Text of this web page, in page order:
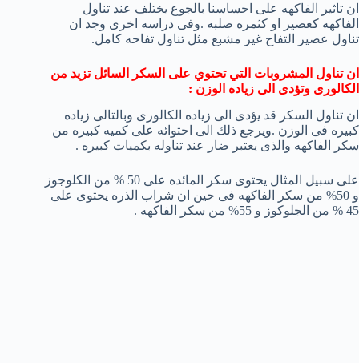
ان تاثير الفاكهه على احساسنا بالجوع يختلف عند تناول
الفاكهه كعصير او كثمره صلبه .وفى دراسه اخرى وجد ان
تناول عصير التفاح غير مشبع مثل تناول تفاحه كامل.
ان تناول المشروبات التي تحتوي على السكر السائل تزيد من
الكالورى وتؤدى الى زياده الوزن :
ان تناول السكر قد يؤدى الى زياده الكالورى وبالتالى زياده
كبيره فى الوزن .ويرجع ذلك الى احتوائه على كميه كبيره من
سكر الفاكهه والذى يعتبر ضار عند تناوله بكميات كبيره .
على سبيل المثال يحتوى سكر المائده على 50 % من الكلوجوز
و 50% من سكر الفاكهه فى حين ان شراب الذره يحتوى على
45 % من الجلوكوز و 55% من سكر الفاكهه .